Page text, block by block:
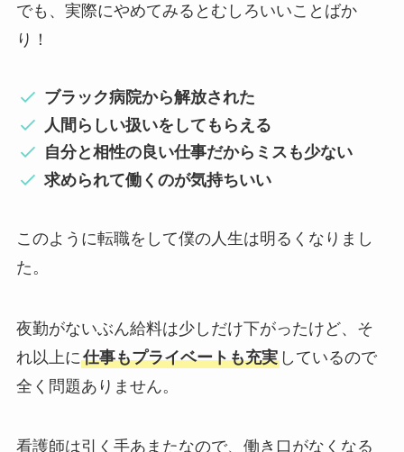
でも、実際にやめてみるとむしろいいことばか
り！
ブラック病院から解放された
人間らしい扱いをしてもらえる
自分と相性の良い仕事だからミスも少ない
求められて働くのが気持ちいい
このように転職をして僕の人生は明るくなりまし
た。
夜勤がないぶん給料は少しだけ下がったけど、そ
れ以上に仕事もプライベートも充実しているので
全く問題ありません。
看護師は引く手あまたなので、働き口がなくなる